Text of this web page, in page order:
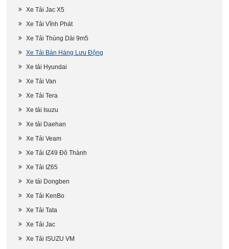
Xe Tải Jac X5
Xe Tải Vĩnh Phát
Xe Tải Thùng Dài 9m5
Xe Tải Bán Hàng Lưu Động
Xe tải Hyundai
Xe Tải Van
Xe Tải Tera
Xe tải Isuzu
Xe tải Daehan
Xe Tải Veam
Xe Tải IZ49 Đô Thành
Xe Tải IZ65
Xe tải Dongben
Xe Tải KenBo
Xe Tải Tata
Xe Tải Jac
Xe Tải ISUZU VM